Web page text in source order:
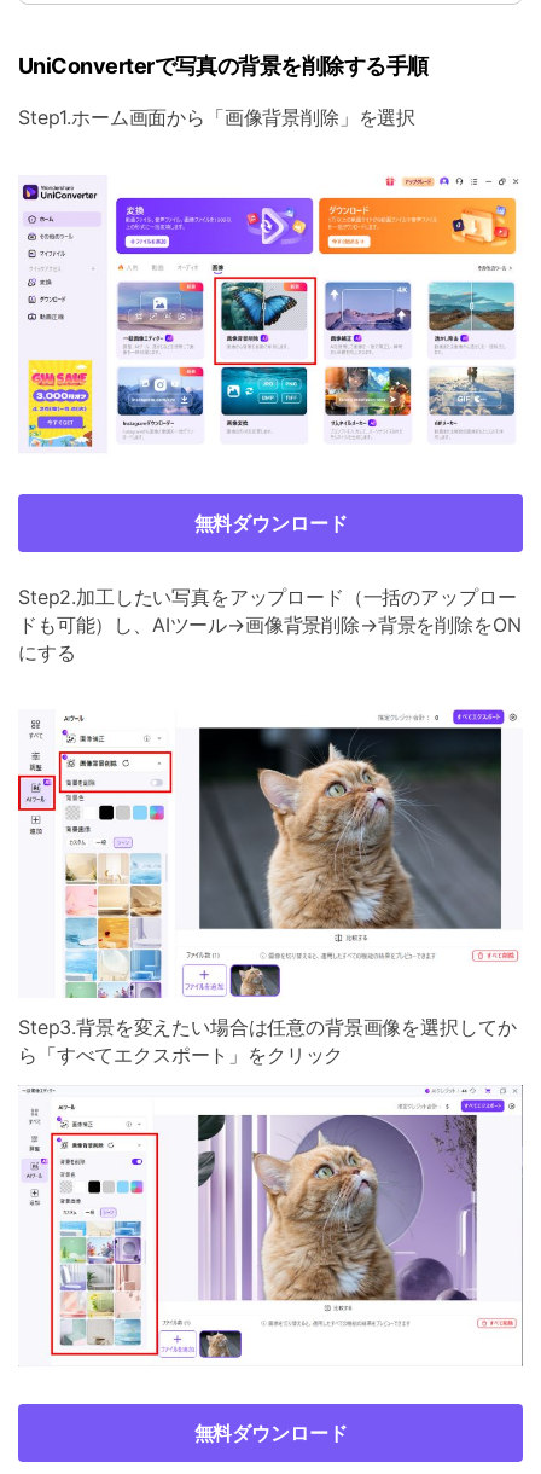
UniConverterで写真の背景を削除する手順
Step1.ホーム画面から「画像背景削除」を選択
無料ダウンロード
Step2.加工したい写真をアップロード（一括のアップロー
ドも可能）し、AIツール→画像背景削除→背景を削除をON
にする
Step3.背景を変えたい場合は任意の背景画像を選択してか
ら「すべてエクスポート」をクリック
無料ダウンロード